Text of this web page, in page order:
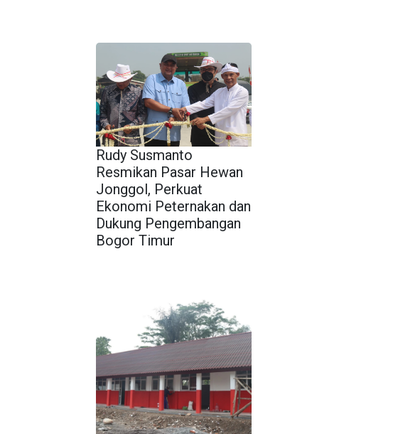
Rudy Susmanto
Resmikan Pasar Hewan
Jonggol, Perkuat
Ekonomi Peternakan dan
Dukung Pengembangan
Bogor Timur